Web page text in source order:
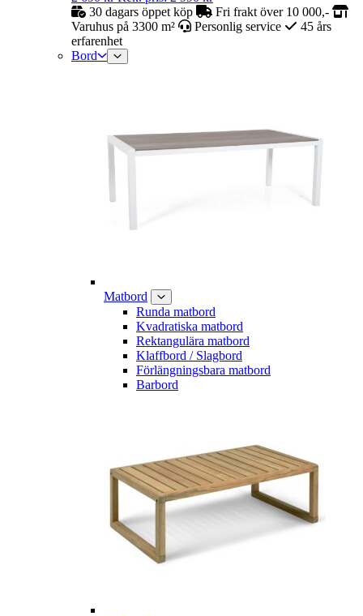
30 dagars öppet köp
Fri frakt över 10 000,-
Varuhus på 3300 m²
Personlig service
45 års
erfarenhet
Bord
Matbord
Runda matbord
Kvadratiska matbord
Rektangulära matbord
Klaffbord / Slagbord
Förlängningsbara matbord
Barbord